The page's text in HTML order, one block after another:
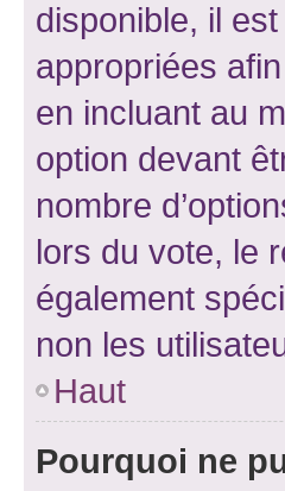
disponible, il
appropriées
en incluant au
option devant
nombre
lors du vote, le
également
non les
Haut
Pourquoi ne